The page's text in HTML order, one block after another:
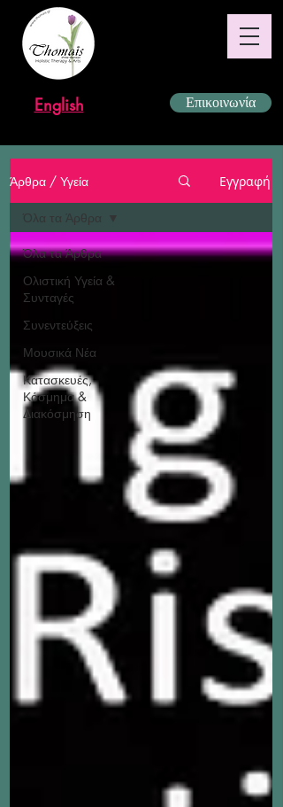
English Επικοινωνία
Άρθρα / Υγεία Εγγραφή
Όλα τα Άρθρα
Ολιστική Υγεία &
Συνταγές
Συνεντεύξεις
Μουσικά Νέα
Κατασκευές,
Κόσμημα &
Διακόσμηση
Όλα τα Άρθρα